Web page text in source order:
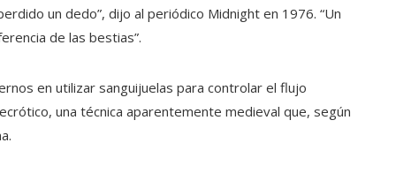
un dedo”, dijo al periódico Midnight en 1976. “Un
de las bestias”.
en utilizar sanguijuelas para controlar el flujo
una técnica aparentemente medieval que, según